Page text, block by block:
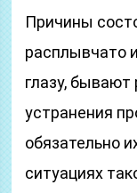
Причины
расплывчато
глазу,
устранения
обязательно
ситуациях